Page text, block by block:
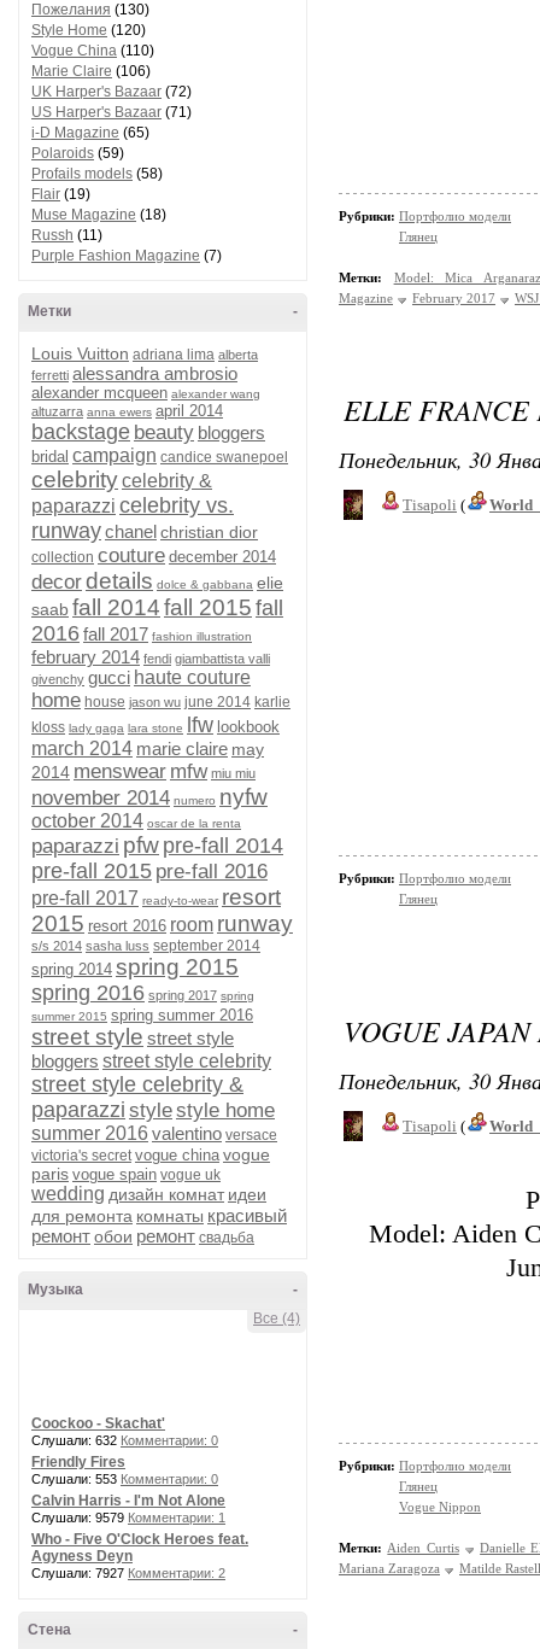
Пожелания (130)
Style Home (120)
Vogue China (110)
Marie Claire (106)
UK Harper's Bazaar (72)
US Harper's Bazaar (71)
i-D Magazine (65)
Polaroids (59)
Profails models (58)
Flair (19)
Muse Magazine (18)
Russh (11)
Purple Fashion Magazine (7)
-
Метки
Louis Vuitton adriana lima alberta
ferretti alessandra ambrosio
alexander mcqueen alexander wang
altuzarra anna ewers april 2014
backstage beauty bloggers
bridal campaign candice swanepoel
celebritycelebrity &
paparazzi celebrity vs.
runwaychanelchristian dior
collection couture december 2014
decordetails dolce & gabbana elie
saabfall 2014fall 2015 fall
2016fall 2017 fashion illustration
february 2014 fendi giambattista valli
givenchy gucci haute couture
home house jason wu june 2014 karlie
kloss lady gaga lara stone lfw lookbook
march 2014 marie claire may
2014 menswear mfw miu miu
november 2014 numero nyfw
october 2014 oscar de la renta
paparazzi pfw pre-fall 2014
pre-fall 2015 pre-fall 2016
pre-fall 2017 ready-to-wear resort
2015 resort 2016 room runway
s/s 2014 sasha luss september 2014
spring 2014 spring 2015
spring 2016 spring 2017 spring
summer 2015 spring summer 2016
street style street style
bloggers street style celebrity
street style celebrity &
paparazzi stylestyle home
summer 2016 valentino versace
victoria's secret vogue china vogue
paris vogue spain vogue uk
wedding дизайн комнат идеи
для ремонта комнаты красивый
ремонтобои ремонт свадьба
-
Музыка
Все (4)
Coockoo - Skachat'
Слушали: 632 Комментарии: 0
Friendly Fires
Слушали: 553 Комментарии: 0
Calvin Harris - I'm Not Alone
Слушали: 9579 Комментарии: 1
Who - Five O'Clock Heroes feat.
Agyness Deyn
Слушали: 7927 Комментарии: 2
-
Стена
Рубрики: Портфолио модели
Глянец
Метки:
Model: Mica Arganaraz
Magazine
February 2017
ELLE FRANCE
Понедельник, 30
Tisapoli (
Рубрики: Портфолио модели
Глянец
VOGUE
Понедельник, 30
Tisapoli (
Model: Aiden
Рубрики: Портфолио модели
Глянец
Vogue Nippon
Метки: Aiden Curtis
Danielle
Mariana Zaragoza
Matilde